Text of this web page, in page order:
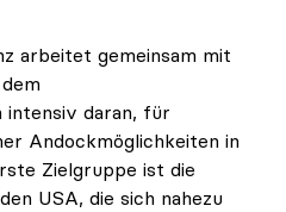
arbeitet gemeinsam mit
intensiv daran, für
Andockmöglichkeiten in
Zielgruppe ist die
USA, die sich nahezu